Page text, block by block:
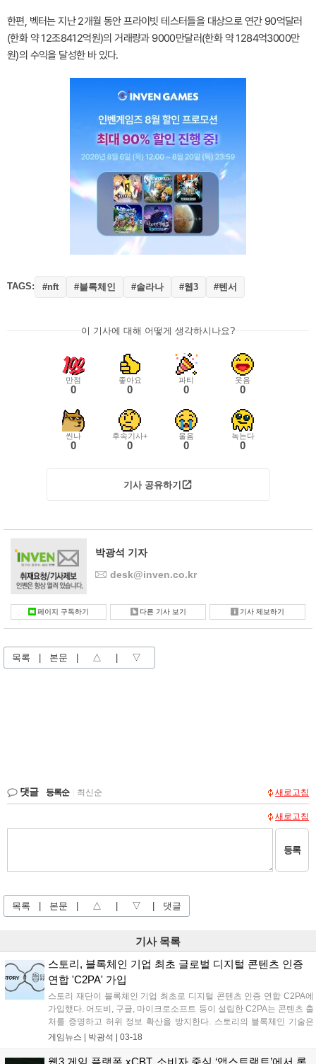
한편, 벡터는 지난 2개월 동안 프라이빗 테스터들을 대상으로 연간 90억달러
(한화 약 12조8412억원)의 거래량과 9000만달러(한화 약 1284억3000만
원)의 수익을 달성한 바 있다.
TAGS: #nft #블록체인 #솔라나 #웹3 #텐서
이 기사에 대해 어떻게 생각하시나요?
만점
0
좋아요
0
파티
0
웃음
0
씬나
0
후속기사+
0
울음
0
녹는다
0
기사 공유하기
박광석 기자
desk@inven.co.kr
페이지 구독하기 다른 기사 보기 기사 제보하기
목록 본문 △ ▽
댓글 등록순 최신순 새로고침
새로고침
등록
목록 본문 △ ▽ 댓글
기사 목록
스토리, 블록체인 기업 최초 글로벌 디지털 콘텐츠 인증
연합 'C2PA' 가입
스토리 재단이 블록체인 기업 최초로 디지털 콘텐츠 인증 연합 C2PA에
가입했다. 어도비, 구글, 마이크로소프트 등이 설립한 C2PA는 콘텐츠 출
처를 증명하고 허위 정보 확산을 방지한다. 스토리의 블록체인 기술은
콘텐츠 생성 과정을 투명하게 관리하여 저작권 보호 및 투명한 유통 환
대의 신뢰 인프라로 자리 잡도록 기여할 것이라고 밝혔다....
게임뉴스 | 박광석 03-18